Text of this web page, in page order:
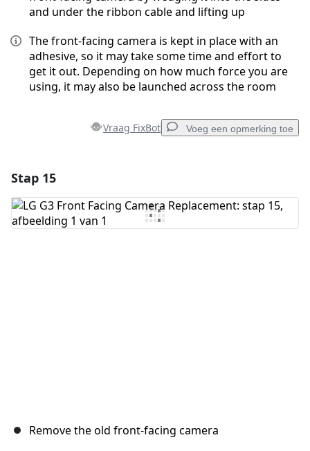
and under the ribbon cable and lifting up
The front-facing camera is kept in place with an
adhesive, so it may take some time and effort to
get it out. Depending on how much force you are
using, it may also be launched across the room
Vraag FixBot Voeg een opmerking toe
Voeg opmerking toe
Stap 15
Remove the old front-facing camera